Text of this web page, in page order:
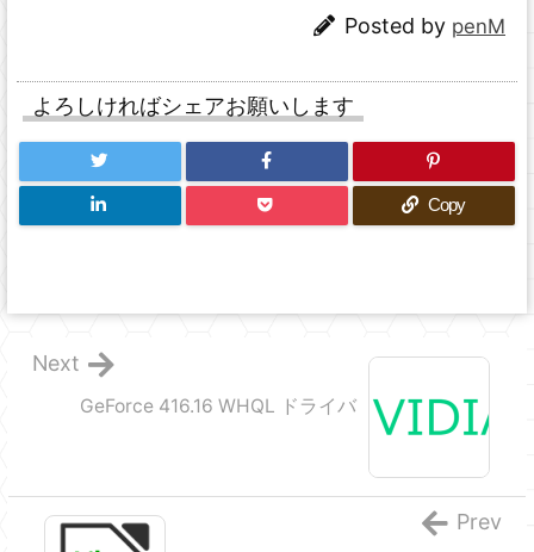
Posted by penM
よろしければシェアお願いします
Copy
GeForce 416.16 WHQL ドライバ
Next
Prev